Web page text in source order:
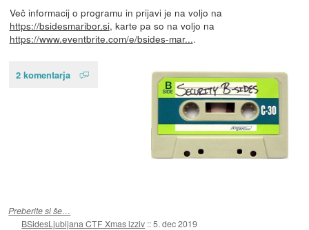
Več informacij o programu in prijavi je na voljo na
https://bsidesmaribor.si, karte pa so na voljo na
https://www.eventbrite.com/e/bsides-mar....
2 komentarja
Preberite si še…
BSidesLjubljana CTF Xmas izziv ::5. dec 2019